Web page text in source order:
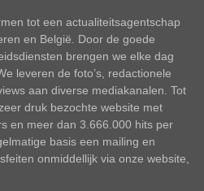
tot een actualiteitsagentschap
en België. Door de goede
brengen we elke dag
leveren de foto’s, redactionele
aan diverse mediakanalen. Tot
druk bezochte website met
en meer dan 3.666.000 hits per
basis een mailing en
onmiddellijk via onze website,